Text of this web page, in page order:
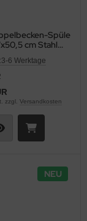
Spüle
cm Stahl
Einbauspüle
3-6 Werktage
zzgl. Versandkosten
NEU